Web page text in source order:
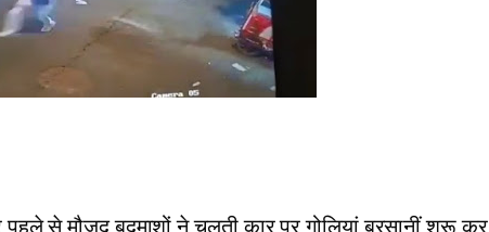
से मौजूद बदमाशों ने चलती कार पर गोलियां बरसानीं शुरू कर